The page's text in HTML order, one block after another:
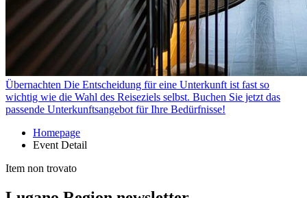
Übernachten Die Entscheidung für eine Unterkunft ist fast so
wichtig wie die Wahl des Reiseziels selbst. Buchen Sie jetzt das
passende Unterkunftsangebot für Ihre Bedürfnisse!
Homepage
Event Detail
Item non trovato